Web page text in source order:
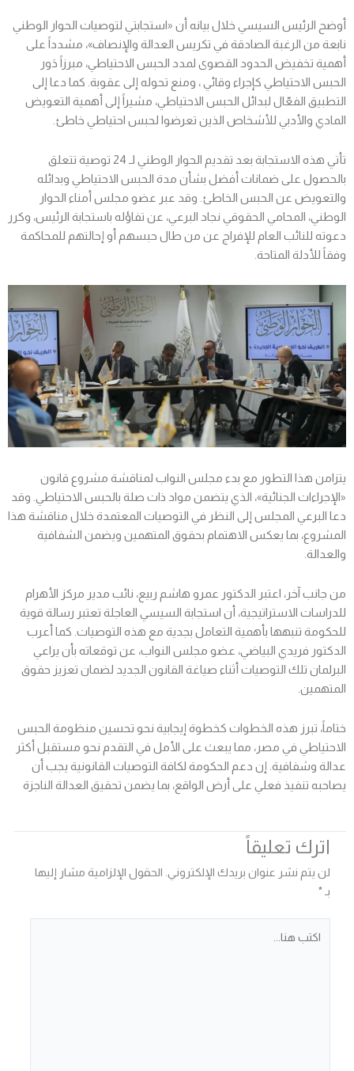
أوضح الرئيس السيسي خلال بيانه أن «استجابتي لتوصيات الحوار الوطني
نابعة من الرغبة الصادقة في تكريس العدالة والإنصاف»، مشدداً على
أهمية تخفيض الحدود القصوى لمدد الحبس الاحتياطي، مبرزاً دَور
الحبس الاحتياطي كإجراء وقائي ، ومنع تحوله إلى عقوبة. كما دعا إلى
التطبيق الفعّال لبدائل الحبس الاحتياطي، مشيراً إلى أهمية التعويض
المادي والأدبي للأشخاص الذين تعرضوا لحبس احتياطي خاطئ.
تأتي هذه الاستجابة بعد تقديم الحوار الوطني لـ 24 توصية تتعلق
بالحصول على ضمانات أفضل بشأن مدة الحبس الاحتياطي وبدائله
والتعويض عن الحبس الخاطئ. وقد عبر عضو مجلس أمناء الحوار
الوطني، المحامي الحقوقي نجاد البرعي، عن تفاؤله باستجابة الرئيس، وكرر
دعوته للنائب العام للإفراج عن من طال حبسهم أو إحالتهم للمحاكمة
وفقاً للأدلة المتاحة.
يتزامن هذا التطور مع بدء مجلس النواب لمناقشة مشروع قانون
«الإجراءات الجنائية»، الذي يتضمن مواد ذات صلة بالحبس الاحتياطي. وقد
دعا البرعي المجلس إلى النظر في التوصيات المعتمدة خلال مناقشة هذا
المشروع، بما يعكس الاهتمام بحقوق المتهمين ويضمن الشفافية
والعدالة.
من جانب آخر، اعتبر الدكتور عمرو هاشم ربيع، نائب مدير مركز الأهرام
للدراسات الاستراتيجية، أن استجابة السيسي العاجلة تعتبر رسالة قوية
للحكومة تنبهها بأهمية التعامل بجدية مع هذه التوصيات. كما أعرب
الدكتور فريدي البياضي، عضو مجلس النواب، عن توقعاته بأن يراعي
البرلمان تلك التوصيات أثناء صياغة القانون الجديد لضمان تعزيز حقوق
المتهمين.
ختاماً، تبرز هذه الخطوات كخطوة إيجابية نحو تحسين منظومة الحبس
الاحتياطي في مصر، مما يبعث على الأمل في التقدم نحو مستقبل أكثر
عدالة وشفافية. إن دعم الحكومة لكافة التوصيات القانونية يجب أن
يصاحبه تنفيذ فعلي على أرض الواقع، بما يضمن تحقيق العدالة الناجزة
اترك تعليقاً
لن يتم نشر عنوان بريدك الإلكتروني. الحقول الإلزامية مشار إليها
*